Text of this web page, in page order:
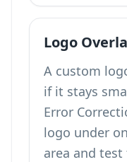
Logo
A custom
if it stays
Error
logo under
area and